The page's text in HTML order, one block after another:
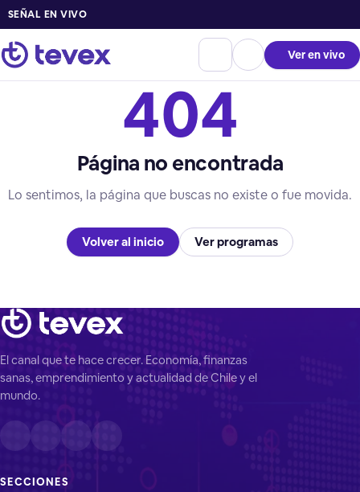
SEÑAL EN VIVO
Ver en vivo
404
Página no encontrada
Lo sentimos, la página que buscas no existe o fue movida.
Volver al inicio Ver programas
El canal que te hace crecer. Economía, finanzas
sanas, emprendimiento y actualidad de Chile y el
mundo.
SECCIONES